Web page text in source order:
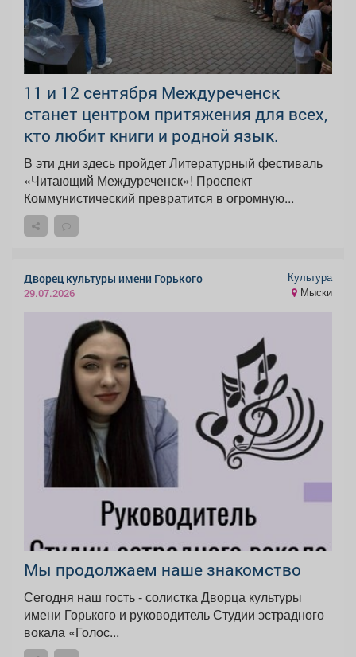
11 и 12 сентября Междуреченск
станет центром притяжения для всех,
кто любит книги и родной язык.
В эти дни здесь пройдет Литературный фестиваль
«Читающий Междуреченск»! Проспект
Коммунистический превратится в огромную...
Дворец культуры имени Горького
29.07.2026
Культура
Мыски
Мы продолжаем наше знакомство
Сегодня наш гость - солистка Дворца культуры
имени Горького и руководитель Студии эстрадного
вокала «Голос...